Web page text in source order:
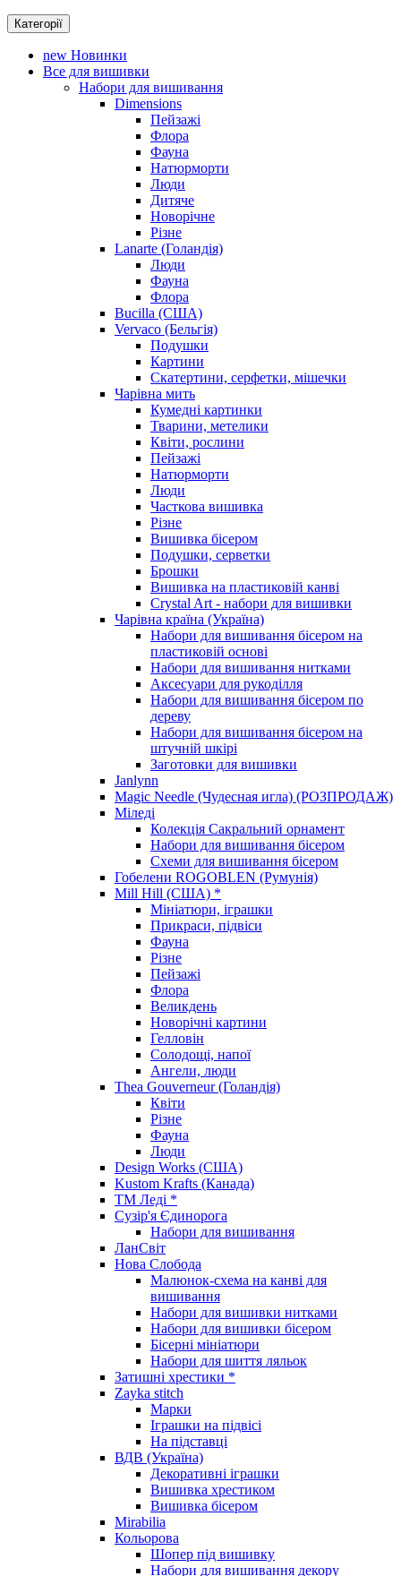
Категорії
new Новинки
Все для вишивки
Набори для вишивання
Dimensions
Пейзажі
Флора
Фауна
Натюрморти
Люди
Дитяче
Новорічне
Різне
Lanarte (Голандія)
Люди
Фауна
Флора
Bucilla (США)
Vervaco (Бельгія)
Подушки
Картини
Скатертини, серфетки, мішечки
Чарiвна мить
Кумедні картинки
Тварини, метелики
Квіти, рослини
Пейзажі
Натюрморти
Люди
Часткова вишивка
Різне
Вишивка бісером
Подушки, серветки
Брошки
Вишивка на пластиковій канві
Crystal Art - набори для вишивки
Чарівна країна (Україна)
Набори для вишивання бісером на
пластиковій основі
Набори для вишивання нитками
Аксесуари для рукоділля
Набори для вишивання бісером по
дереву
Набори для вишивання бісером на
штучній шкірі
Заготовки для вишивки
Janlynn
Magic Needle (Чудесная игла) (РОЗПРОДАЖ)
Міледі
Колекція Сакральний орнамент
Набори для вишивання бісером
Схеми для вишивання бісером
Гобелени ROGOBLEN (Румунія)
Mill Hill (США) *
Мініатюри, іграшки
Прикраси, підвіси
Фауна
Різне
Пейзажі
Флора
Великдень
Новорічні картини
Гелловін
Солодощі, напої
Ангели, люди
Thea Gouverneur (Голандія)
Квіти
Різне
Фауна
Люди
Design Works (США)
Kustom Krafts (Канада)
ТМ Леді *
Сузір'я Єдинорога
Набори для вишивання
ЛанСвіт
Нова Слобода
Малюнок-схема на канві для
вишивання
Набори для вишивки нитками
Набори для вишивки бісером
Бісерні мініатюри
Набори для шиття ляльок
Затишні хрестики *
Zayka stitch
Марки
Іграшки на підвісі
На підставці
ВДВ (Україна)
Декоративні іграшки
Вишивка хрестиком
Вишивка бісером
Mirabilia
Кольорова
Шопер під вишивку
Набори для вишивання декору